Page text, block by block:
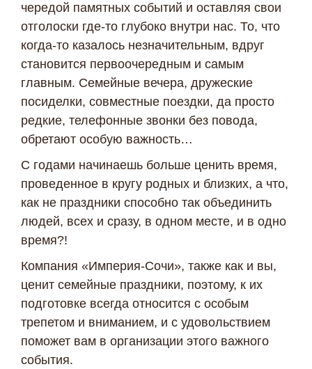
чередой памятных событий и оставляя свои
отголоски где-то глубоко внутри нас. То, что
когда-то казалось незначительным, вдруг
становится первоочередным и самым
главным. Семейные вечера, дружеские
посиделки, совместные поездки, да просто
редкие, телефонные звонки без повода,
обретают особую важность…
С годами начинаешь больше ценить время,
проведенное в кругу родных и близких, а что,
как не праздники способно так объединить
людей, всех и сразу, в одном месте, и в одно
время?!
Компания «Империя-Сочи», также как и вы,
ценит семейные праздники, поэтому, к их
подготовке всегда относится с особым
трепетом и вниманием, и с удовольствием
поможет вам в организации этого важного
события.